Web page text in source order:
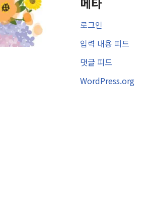
로그인
입력 내용 피드
댓글 피드
WordPress.org